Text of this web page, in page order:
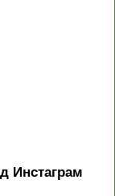
Инстаграм